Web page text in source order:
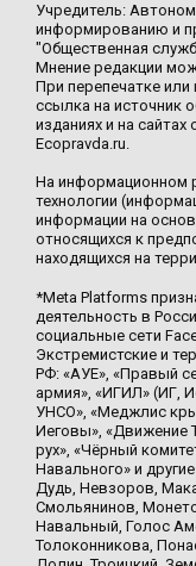
Учредитель:
информированию и
"Общественная
Мнение редакции
При перепечатке или
ссылка на источник
изданиях и на
Ecopravda.ru.
На информационном
технологии
информации на
относящихся к
находящихся на
*Meta Platforms
деятельность в
социальные сети
Экстремистские и
РФ: «АУЕ», «Правый
армия», «ИГИЛ» (ИГ,
УНСО», «Меджлис
Иеговы», «Движение
рух», «Чёрный
Навального» и
Дудь, Невзоров,
Смольянинов,
Навальный, Голос
Толоконникова,